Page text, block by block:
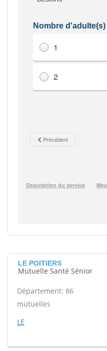
LE POITIERS
Mutuelle Santé Sénior
Département: 86
mutuelles
LE